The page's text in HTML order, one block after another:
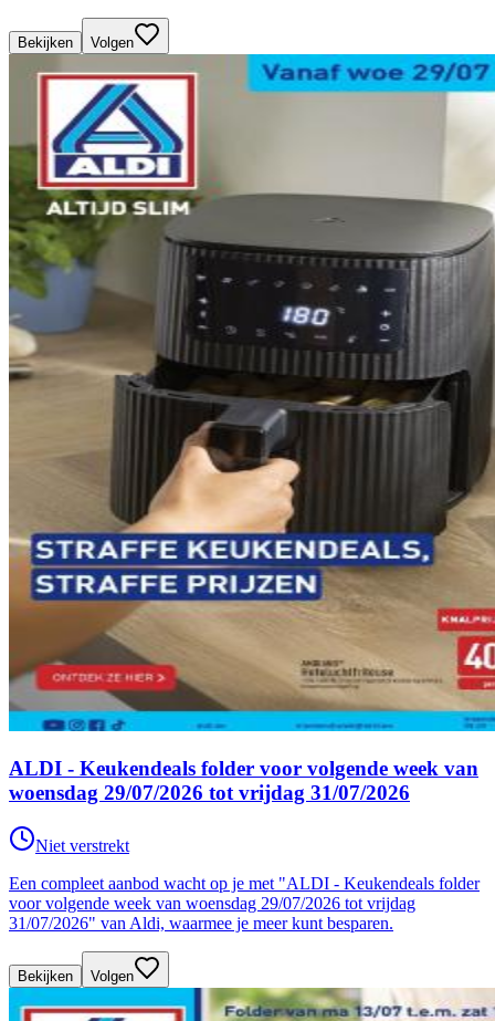
Bekijken Volgen
ALDI - Keukendeals folder voor volgende week van
woensdag 29/07/2026 tot vrijdag 31/07/2026
Niet verstrekt
Een compleet aanbod wacht op je met "ALDI - Keukendeals folder
voor volgende week van woensdag 29/07/2026 tot vrijdag
31/07/2026" van Aldi, waarmee je meer kunt besparen.
Bekijken Volgen